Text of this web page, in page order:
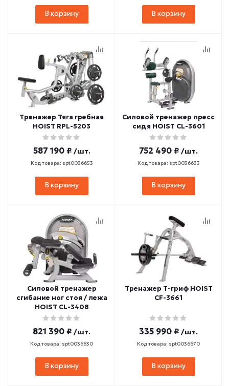
В корзину В корзину
Тренажер Тяга гребная
HOIST RPL-5203
587 190 ₽ /шт.
Код товара: spt0036653
В корзину
Силовой тренажер пресс
сидя HOIST CL-3601
752 490 ₽ /шт.
Код товара: spt0036633
В корзину
Силовой тренажер
сгибание ног стоя / лежа
HOIST CL-3408
821 390 ₽ /шт.
Код товара: spt0036630
В корзину
Тренажер Т-гриф HOIST
CF-3661
335 990 ₽ /шт.
Код товара: spt0036670
В корзину